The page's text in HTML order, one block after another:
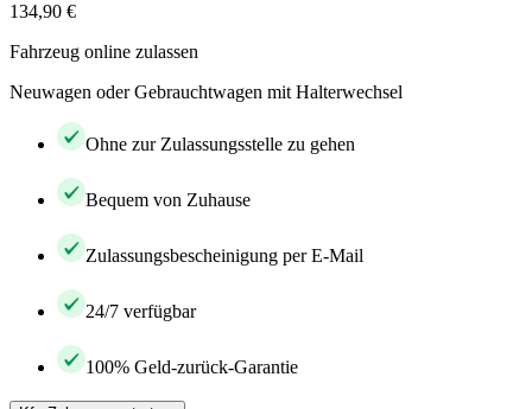
134,90 €
Fahrzeug online zulassen
Neuwagen oder Gebrauchtwagen mit Halterwechsel
Ohne zur Zulassungsstelle zu gehen
Bequem von Zuhause
Zulassungsbescheinigung per E-Mail
24/7 verfügbar
100% Geld-zurück-Garantie